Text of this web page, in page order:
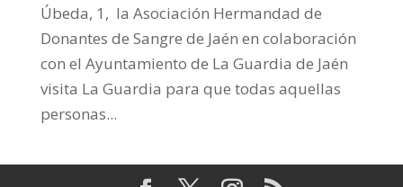
Úbeda, 1, la Asociación Hermandad de
Donantes de Sangre de Jaén en colaboración
con el Ayuntamiento de La Guardia de Jaén
visita La Guardia para que todas aquellas
personas...